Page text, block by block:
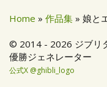
Home » 作品集 » 娘と
© 2014 - 2026 ジブリ
優勝ジェネレーター
公式X @ghibli_logo